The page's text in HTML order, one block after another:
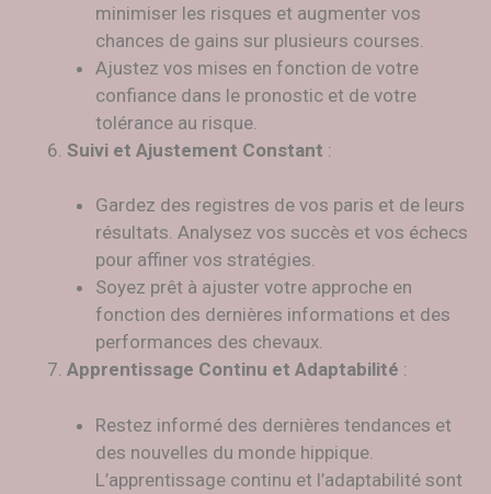
minimiser les risques et augmenter vos
chances de gains sur plusieurs courses.
Ajustez vos mises en fonction de votre
confiance dans le pronostic et de votre
tolérance au risque.
Suivi et Ajustement Constant :
Gardez des registres de vos paris et de leurs
résultats. Analysez vos succès et vos échecs
pour affiner vos stratégies.
Soyez prêt à ajuster votre approche en
fonction des dernières informations et des
performances des chevaux.
Apprentissage Continu et Adaptabilité :
Restez informé des dernières tendances et
des nouvelles du monde hippique.
L’apprentissage continu et l’adaptabilité sont